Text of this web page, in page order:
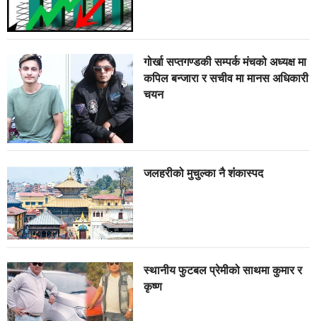
गोर्खा सप्तगण्डकी सम्पर्क मंचको अध्यक्ष मा
कपिल बन्जारा र सचीव मा मानस अधिकारी
चयन
जलहरीको मुचुल्का नै शंंकास्पद
स्थानीय फुटबल प्रेमीको साथमा कुमार र
कृष्ण